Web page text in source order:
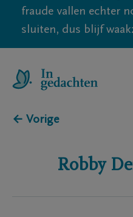
fraude vallen echter
sluiten, dus blijf
← Vorige
Robby